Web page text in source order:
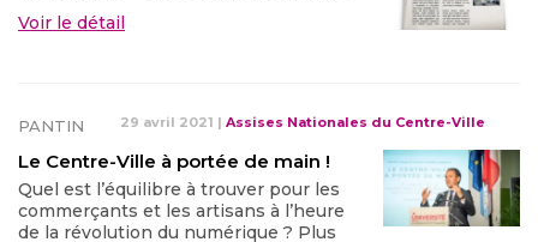
Voir le détail
PANTIN 29 avril 2021 | Assises Nationales du Centre-Ville
Le Centre-Ville à portée de main !
Quel est l’équilibre à trouver pour les
commerçants et les artisans à l’heure
de la révolution du numérique ? Plus